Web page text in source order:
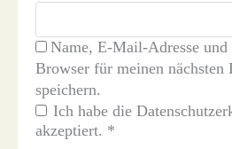
Name, E-Mail-Adresse und
Browser für meinen nächsten
speichern.
Ich habe die
akzeptiert. *